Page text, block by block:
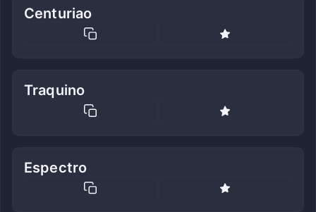
Centuriao
Traquino
Espectro